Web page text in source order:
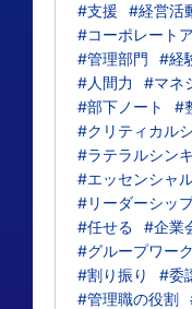
#支援
#経営活
#コーポレート
#管理部門
#経
#人間力
#マネ
#部下ノート
#
#クリティカル
#ラテラルシン
#エッセンシャ
#リーダーシッ
#任せる
#企業
#グループワーク
#割り振り
#委
#管理職の役割